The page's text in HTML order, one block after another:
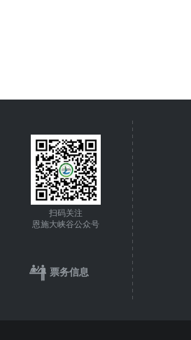
扫码关注
恩施大峡谷公众号
票务信息